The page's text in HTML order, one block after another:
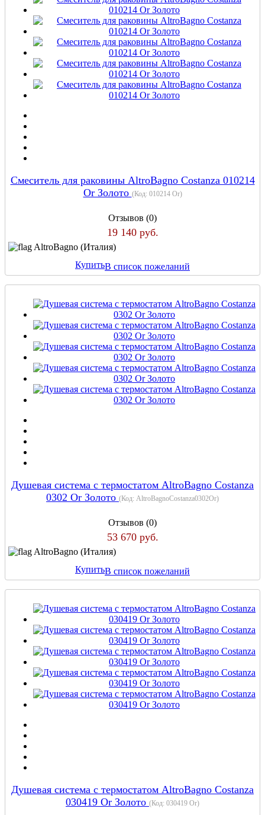
Cмеситель для раковины AltroBagno Costanza 010214
Or Золото (Код: 010214 Or)
Отзывов (0)
19 140 руб.
AltroBagno (Италия)
КупитьВ список пожеланий
Душевая система с термостатом AltroBagno Costanza
0302 Or Золото (Код: AltroBagnoCostanza0302Or)
Отзывов (0)
53 670 руб.
AltroBagno (Италия)
КупитьВ список пожеланий
Душевая система с термостатом AltroBagno Costanza
030419 Or Золото (Код: 030419 Or)